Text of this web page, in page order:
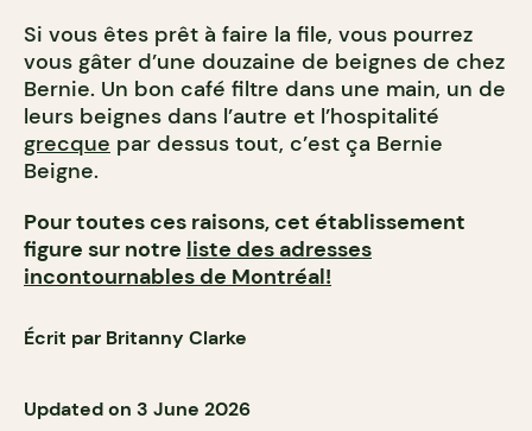
Si vous êtes prêt à faire la file, vous pourrez
vous gâter d’une douzaine de beignes de chez
Bernie. Un bon café filtre dans une main, un de
leurs beignes dans l’autre et l’hospitalité
grecque par dessus tout, c’est ça Bernie
Beigne.
Pour toutes ces raisons, cet établissement
figure sur notre liste des adresses
incontournables de Montréal!
Écrit par Britanny Clarke
Updated on 3 June 2026